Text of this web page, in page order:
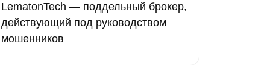
LematonTech — поддельный брокер,
действующий под руководством
мошенников